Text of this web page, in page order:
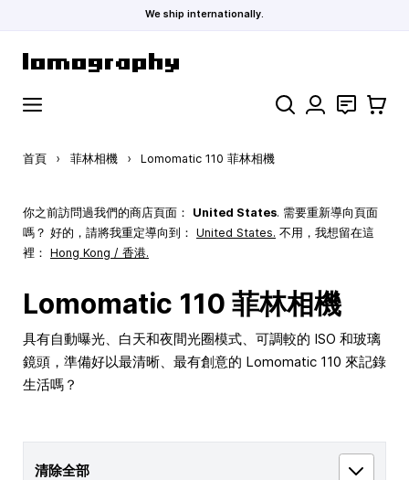
We ship internationally.
搜索 聯絡 購物車
首頁 › 菲林相機 › Lomomatic 110 菲林相機
你之前訪問過我們的商店頁面： United States. 需要重新導向頁面
嗎？ 好的，請將我重定導向到： United States. 不用，我想留在這
裡： Hong Kong / 香港.
Lomomatic 110 菲林相機
具有自動曝光、白天和夜間光圈模式、可調較的 ISO 和玻璃
鏡頭，準備好以最清晰、最有創意的 Lomomatic 110 來記錄
生活嗎？
清除全部